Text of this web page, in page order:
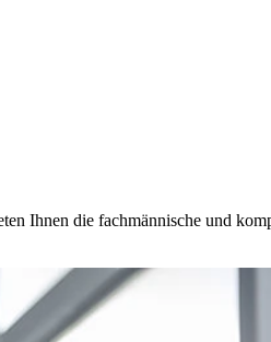
Ihnen die fachmännische und